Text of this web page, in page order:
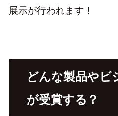
展示が行われます！
どんな製品やビ
が受賞する？